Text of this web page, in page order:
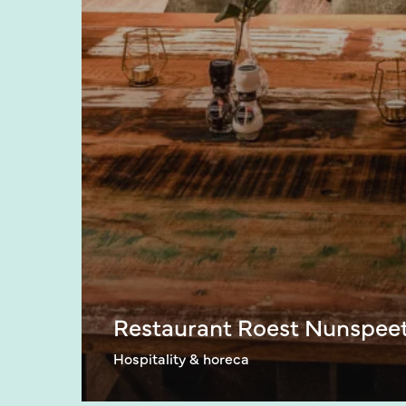
Hospitality & horeca
Restaurant Roest